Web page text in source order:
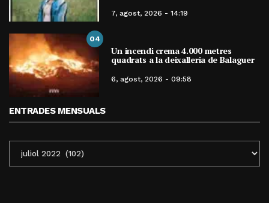
7, agost, 2026 - 14:19
04
Un incendi crema 4.000 metres
quadrats a la deixalleria de Balaguer
6, agost, 2026 - 09:58
ENTRADES MENSUALS
MENSUALS